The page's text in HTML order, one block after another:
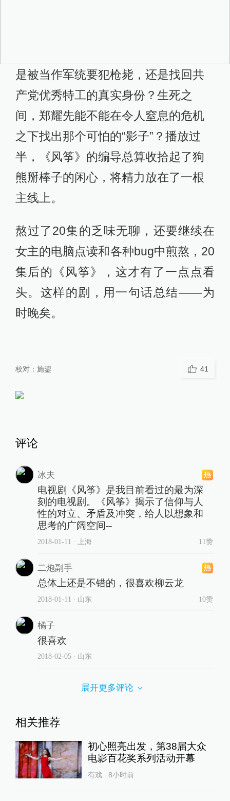
是被当作军统要犯枪毙，还是找回共
产党优秀特工的真实身份？生死之
间，郑耀先能不能在令人窒息的危机
之下找出那个可怕的“影子”？播放过
半，《风筝》的编导总算收拾起了狗
熊掰棒子的闲心，将精力放在了一根
主线上。
熬过了20集的乏味无聊，还要继续在
女主的电脑点读和各种bug中煎熬，20
集后的《风筝》，这才有了一点点看
头。这样的剧，用一句话总结——为
时晚矣。
校对： 施鋆 41
评论
冰夫
电视剧《风筝》是我目前看过的最为深
刻的电视剧。《风筝》揭示了信仰与人
性的对立、矛盾及冲突，给人以想象和
思考的广阔空间--
2018-01-11 ∙ 上海 11赞
二炮副手
总体上还是不错的，很喜欢柳云龙
2018-01-11 ∙ 山东 10赞
橘子
很喜欢
2018-02-05∙ 山东
展开更多评论
相关推荐
初心照亮出发，第38届大众
电影百花奖系列活动开幕
有戏 8小时前